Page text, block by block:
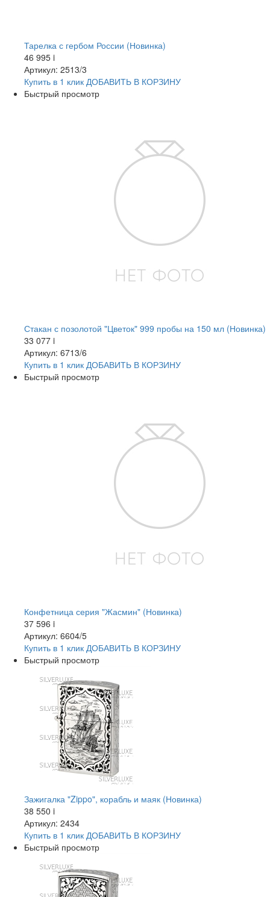
Тарелка с гербом России (Новинка)
46 995 i
Артикул: 2513/3
Купить в 1 клик ДОБАВИТЬ В КОРЗИНУ
Быстрый просмотр
Стакан с позолотой "Цветок" 999 пробы на 150 мл (Новинка)
33 077 i
Артикул: 6713/6
Купить в 1 клик ДОБАВИТЬ В КОРЗИНУ
Быстрый просмотр
Конфетница серия "Жасмин" (Новинка)
37 596 i
Артикул: 6604/5
Купить в 1 клик ДОБАВИТЬ В КОРЗИНУ
Быстрый просмотр
Зажигалка "Zippo", корабль и маяк (Новинка)
38 550 i
Артикул: 2434
Купить в 1 клик ДОБАВИТЬ В КОРЗИНУ
Быстрый просмотр